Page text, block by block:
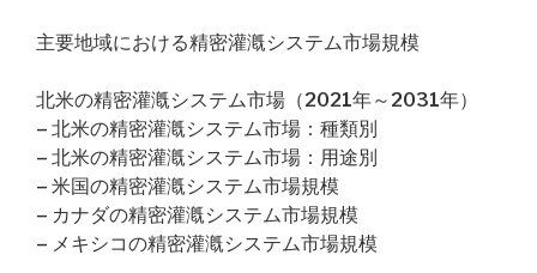
主要地域における精密灌漑システム市場規模
北米の精密灌漑システム市場（2021年～2031年）
– 北米の精密灌漑システム市場：種類別
– 北米の精密灌漑システム市場：用途別
– 米国の精密灌漑システム市場規模
– カナダの精密灌漑システム市場規模
– メキシコの精密灌漑システム市場規模